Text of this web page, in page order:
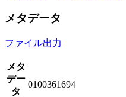
メタデータ
ファイル出力
メタ
デー
タ
0100361694